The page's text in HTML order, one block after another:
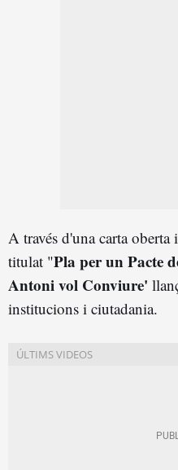
A través d'una carta
titulat "Pla per un Pacte
Antoni vol Conviure'
institucions i ciutadania.